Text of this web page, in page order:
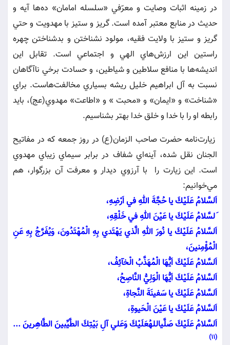
در زمينه اثبات وصايت و معرّفي «سلسله امامان» ده‌ها آيه و
حديث در منابع معتبر آمده است. گريز و ستيز با مهدويت و حتي
گريز و ستيز با ولايت فقيه، مولود نشناختن و بدشناختن چهره
راستين اين ارزش‌هاي الهي و اجتماعي است. تقابل اين
انديشه‌ها با منافع سلاطين و شياطين، و حسادت برخي ناآگاهان
نسبت به آل ابراهيم خليل ريشه بسياري مخالفت‌هاست. براي
«شناخت» و «ايمان» و «محبت » و «اطاعت» مهدوي(عج)، بايد
رابطه او را با خدا و خلق خدا بهتر بشناسيم.
زيارت‌نامه حضرت صاحب الزمان(ع) در روز جمعه كه در مفاتيح
الجنان نقل شده، آينه‌اي شفاف در برابر سيماي زيباي مهدوي
است. اين زيارت را با آرزوي ديدار و معرفت آن بزرگوار، هم
مي‌خوانيم:
اَلسَّلامُ عَلَيْكَ يا حُجَّةَ اللهِ في‏ اَرْضِهِ،
َلسَّلامُ عَلَيْكَ يا عَيْنَ اللهِ في‏ خَلْقِهِ،
اَلسَّلامُ عَلَيْكَ يا نُورَ اللهِ الَّذي‏ يَهْتَدي بِهِ الْمُهْتَدُونَ، وَيُفَرَّجُ بِهِ عَنِ
الْمُؤْمِنينَ،
اَلسَّلامُ عَلَيْكَ اَيُّهَا الْمُهَذَّبُ الْخآئِفُ،
اَلسَّلامُ عَلَيْكَ اَيُّهَا الْوَلِيُّ النَّاصِحُ،
اَلسَّلامُ عَلَيْكَ يا سَفينَةَ النَّجاةِ،
اَلسَّلامُ عَلَيْكَ يا عَيْنَ الْحَيوةِ،
اَلسَّلامُ عَلَيْكَ صَلَّي‏اللهُ‏عَلَيْكَ وَعَلي‏ آلِ بَيْتِكَ الطَّيِّبينَ الطَّاهِرينَ ...
(11)